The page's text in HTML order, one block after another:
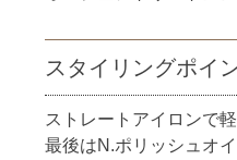
スタイリングポイ
ストレートアイロンで
最後はN.ポリッシュオ